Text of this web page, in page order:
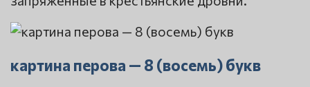
картина перова — 8 (восемь) букв